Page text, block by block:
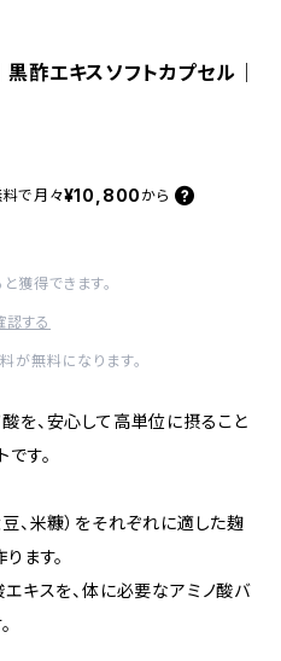
酢エキスソフトカプセル｜
で 月々¥10,800 から
と獲得できます。
認する
無料になります。
を、安心して高単位に摂ること
す。
、米糠）をそれぞれに適した麹
ます。
キスを、体に必要なアミノ酸バ